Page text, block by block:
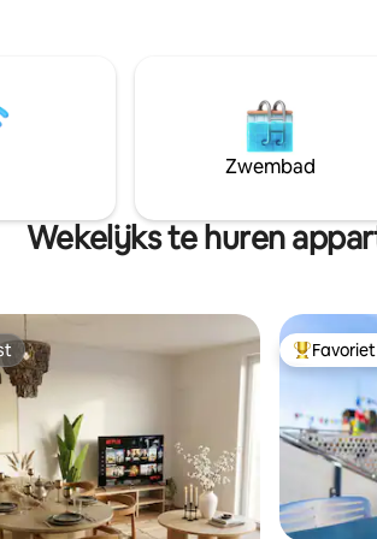
het
met een
Verken de
trendy
Zwembad
Wekelijks te huren